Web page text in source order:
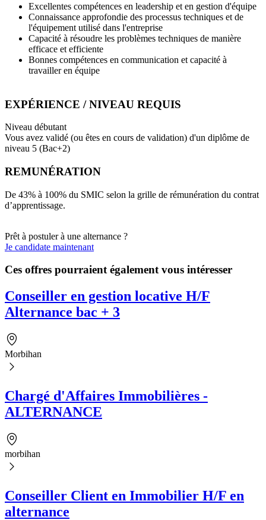
Excellentes compétences en leadership et en gestion d'équipe
Connaissance approfondie des processus techniques et de
l'équipement utilisé dans l'entreprise
Capacité à résoudre les problèmes techniques de manière
efficace et efficiente
Bonnes compétences en communication et capacité à
travailler en équipe
EXPÉRIENCE / NIVEAU REQUIS
Niveau débutant
Vous avez validé (ou êtes en cours de validation) d'un diplôme de
niveau 5 (Bac+2)
REMUNÉRATION
De 43% à 100% du SMIC selon la grille de rémunération du contrat
d’apprentissage.
Prêt à postuler à une alternance ?
Je candidate maintenant
Ces offres pourraient également vous intéresser
Conseiller en gestion locative H/F
Alternance bac + 3
Morbihan
Chargé d'Affaires Immobilières -
ALTERNANCE
morbihan
Conseiller Client en Immobilier H/F en
alternance